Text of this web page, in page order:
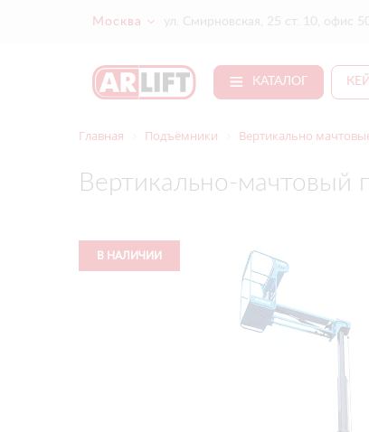
Москва ул. Смирновская, 25 ст. 10, офис
КАТАЛОГ
Главная Подъёмники Вертикально
Вертикально-мачтовый
В НАЛИЧИИ